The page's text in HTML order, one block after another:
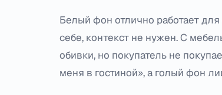
Белый фон отлично работает
себе, контекст не нужен. С
обивки, но покупатель не
меня в гостиной», а голый фон